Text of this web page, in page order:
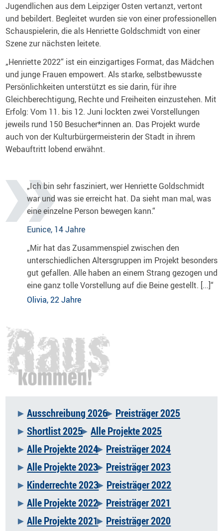
Jugendlichen aus dem Leipziger Osten vertanzt, vertont
und bebildert. Begleitet wurden sie von einer professionellen
Schauspielerin, die als Henriette Goldschmidt von einer
Szene zur nächsten leitete.
„Henriette 2022“ ist ein einzigartiges Format, das Mädchen
und junge Frauen empowert. Als starke, selbstbewusste
Persönlichkeiten unterstützt es sie darin, für ihre
Gleichberechtigung, Rechte und Freiheiten einzustehen. Mit
Erfolg: Vom 11. bis 12. Juni lockten zwei Vorstellungen
jeweils rund 150 Besucher*innen an. Das Projekt wurde
auch von der Kulturbürgermeisterin der Stadt in ihrem
Webauftritt lobend erwähnt.
„Ich bin sehr fasziniert, wer Henriette Goldschmidt
war und was sie erreicht hat. Da sieht man mal, was
eine einzelne Person bewegen kann.“
Eunice, 14 Jahre
„Mir hat das Zusammenspiel zwischen den
unterschiedlichen Altersgruppen im Projekt besonders
gut gefallen. Alle haben an einem Strang gezogen und
eine ganz tolle Vorstellung auf die Beine gestellt. [...]“
Olivia, 22 Jahre
Navigation
überspringen
Ausschreibung 2026
Preisträger 2025
Shortlist 2025 Alle Projekte 2025
Alle Projekte 2024
Preisträger 2024
Alle Projekte 2023
Preisträger 2023
Kinderrechte 2023
Preisträger 2022
Alle Projekte 2022
Preisträger 2021
Alle Projekte 2021
Preisträger 2020